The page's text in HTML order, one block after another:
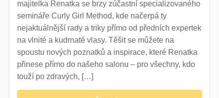
Malibu C čištění vlasů, včetně foukané
800
990
1300
Malibu C Head Lab čištění pokožky a vlasů, včetně
testu mikrokamerou a konečné úpravy
majitelka Renatka se brzy zúčastní specializovaného
semináře Curly Girl Method, kde načerpá ty
nejaktuálnější rady a triky přímo od předních expertek
na vlnité a kudrnaté vlasy. Těšit se můžete na
spoustu nových poznatků a inspirace, které Renatka
přinese přímo do našeho salonu – pro všechny, kdo
touží po zdravých, […]